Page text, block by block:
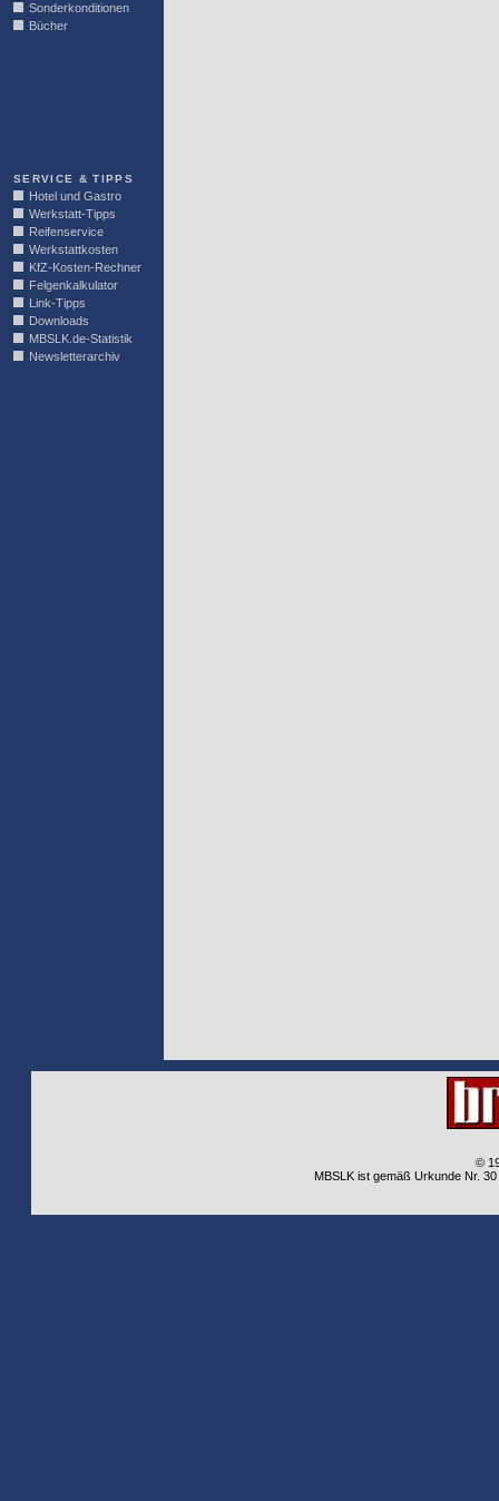
Sonderkonditionen
Bücher
SERVICE & TIPPS
Hotel und Gastro
Werkstatt-Tipps
Reifenservice
Werkstattkosten
KfZ-Kosten-Rechner
Felgenkalkulator
Link-Tipps
Downloads
MBSLK.de-Statistik
Newsletterarchiv
©
MBSLK ist gemäß Urkunde Nr.